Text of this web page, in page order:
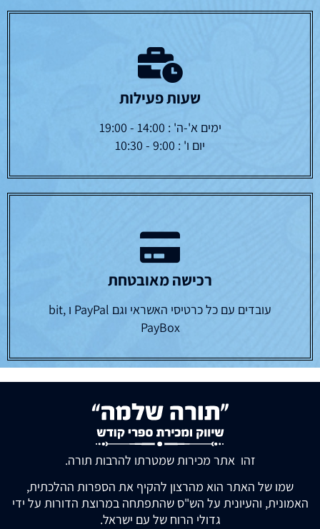
שעות פעילות
ימים א'-ה' : 14:00 - 19:00
יום ו' : 9:00 - 10:30
רכישה מאובטחת
עובדים עם כל כרטיסי האשראי וגם PayPal ו bit,
PayBox
זהו אתר מכירות שמטרתו להרבות תורה.
שמו של האתר הוא מהרצון להקיף את הספרות ההלכתית,
האמונית, והעיונית על הש"ס שהתפתחה במרוצת הדורות על ידי
גדולי הרוח של עם ישראל.